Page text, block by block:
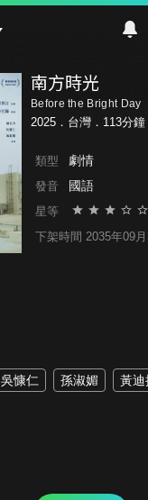
南方時光
Before the Bright Day
2025．台灣．113分鐘
類型 劇情
發音 國語
星等
下架時間 2035年09月
吳慷仁 孫淑媚 黃迪